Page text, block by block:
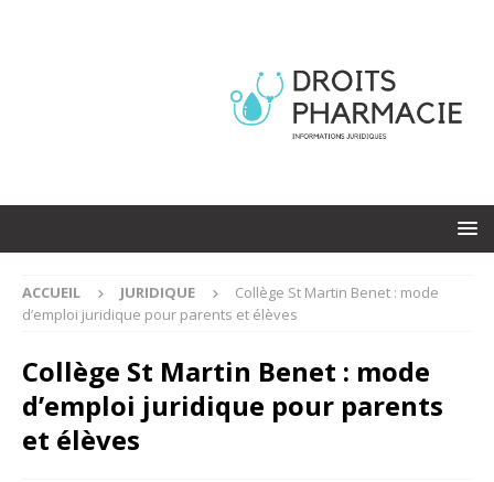
ACCUEIL JURIDIQUE
Collège St Martin Benet : mode
d’emploi juridique pour parents et élèves
Collège St Martin Benet : mode
d’emploi juridique pour parents
et élèves